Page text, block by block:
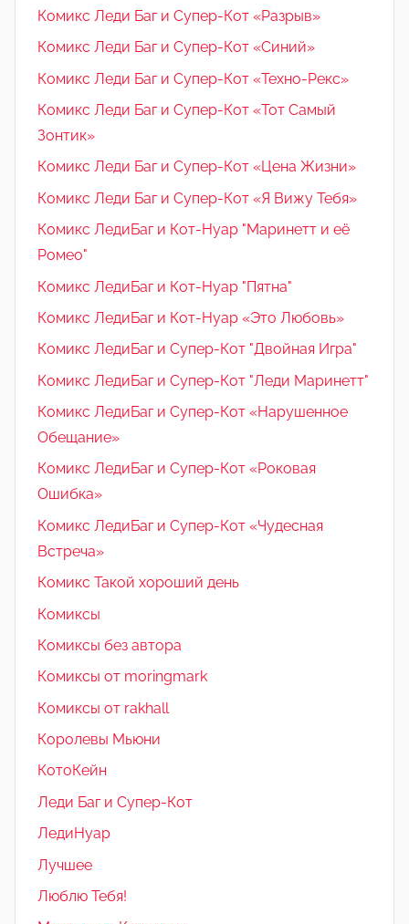
Комикс Леди Баг и Супер-Кот «Разрыв»
Комикс Леди Баг и Супер-Кот «Синий»
Комикс Леди Баг и Супер-Кот «Техно-Рекс»
Комикс Леди Баг и Супер-Кот «Тот Самый
Зонтик»
Комикс Леди Баг и Супер-Кот «Цена Жизни»
Комикс Леди Баг и Супер-Кот «Я Вижу Тебя»
Комикс ЛедиБаг и Кот-Нуар "Маринетт и её
Ромео"
Комикс ЛедиБаг и Кот-Нуар "Пятна"
Комикс ЛедиБаг и Кот-Нуар «Это Любовь»
Комикс ЛедиБаг и Супер-Кот "Двойная Игра"
Комикс ЛедиБаг и Супер-Кот "Леди Маринетт"
Комикс ЛедиБаг и Супер-Кот «Нарушенное
Обещание»
Комикс ЛедиБаг и Супер-Кот «Роковая
Ошибка»
Комикс ЛедиБаг и Супер-Кот «Чудесная
Встреча»
Комикс Такой хороший день
Комиксы
Комиксы без автора
Комиксы от moringmark
Комиксы от rakhall
Королевы Мьюни
КотоКейн
Леди Баг и Супер-Кот
ЛедиНуар
Лучшее
Люблю Тебя!